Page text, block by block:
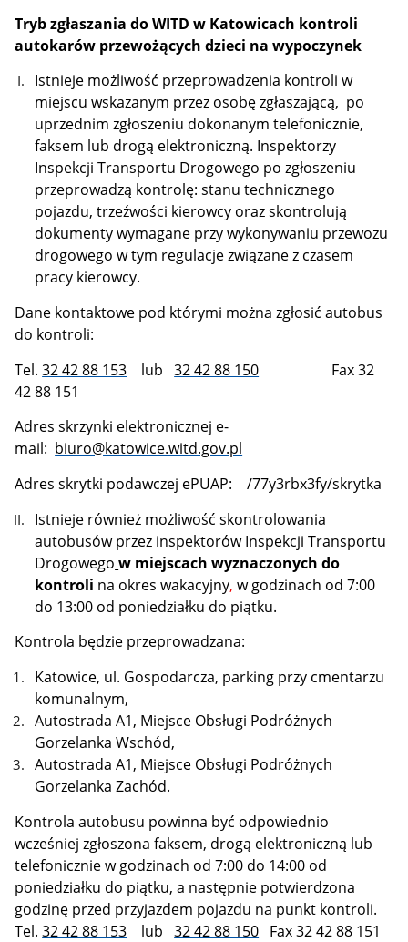
Tryb zgłaszania do WITD w Katowicach kontroli
autokarów przewożących dzieci na wypoczynek
Istnieje możliwość przeprowadzenia kontroli w
miejscu wskazanym przez osobę zgłaszającą, po
uprzednim zgłoszeniu dokonanym telefonicznie,
faksem lub drogą elektroniczną. Inspektorzy
Inspekcji Transportu Drogowego po zgłoszeniu
przeprowadzą kontrolę: stanutechnicznego
pojazdu, trzeźwości kierowcy oraz skontrolują
dokumenty wymagane przy wykonywaniu przewozu
drogowego w tym regulacje związane z czasem
pracy kierowcy.
Dane kontaktowe pod którymi można zgłosić autobus
do kontroli:
Tel.32 42 88 153 lub32 42 88 150 Fax 32
42 88 151
Adres skrzynki elektronicznej e-
mail: biuro@katowice.witd.gov.pl
Adres skrytki podawczej ePUAP: /77y3rbx3fy/skrytka
Istnieje również możliwość skontrolowania
autobusów przez inspektorów Inspekcji Transportu
Drogowego w miejscach wyznaczonych do
kontroli na okres wakacyjny,w godzinach od 7:00
do 13:00 od poniedziałku do piątku.
Kontrola będzie przeprowadzana:
Katowice, ul. Gospodarcza, parking przy cmentarzu
komunalnym,
Autostrada A1, Miejsce Obsługi Podróżnych
Gorzelanka Wschód,
Autostrada A1, Miejsce Obsługi Podróżnych
Gorzelanka Zachód.
Kontrola autobusu powinna być odpowiednio
wcześniej zgłoszona faksem, drogą elektroniczną lub
telefonicznie w godzinach od 7:00 do 14:00 od
poniedziałku do piątku, a następnie potwierdzona
godzinę przed przyjazdem pojazdu na punkt kontroli.
Tel.32 42 88 153 lub32 42 88 150 Fax 32 42 88 151